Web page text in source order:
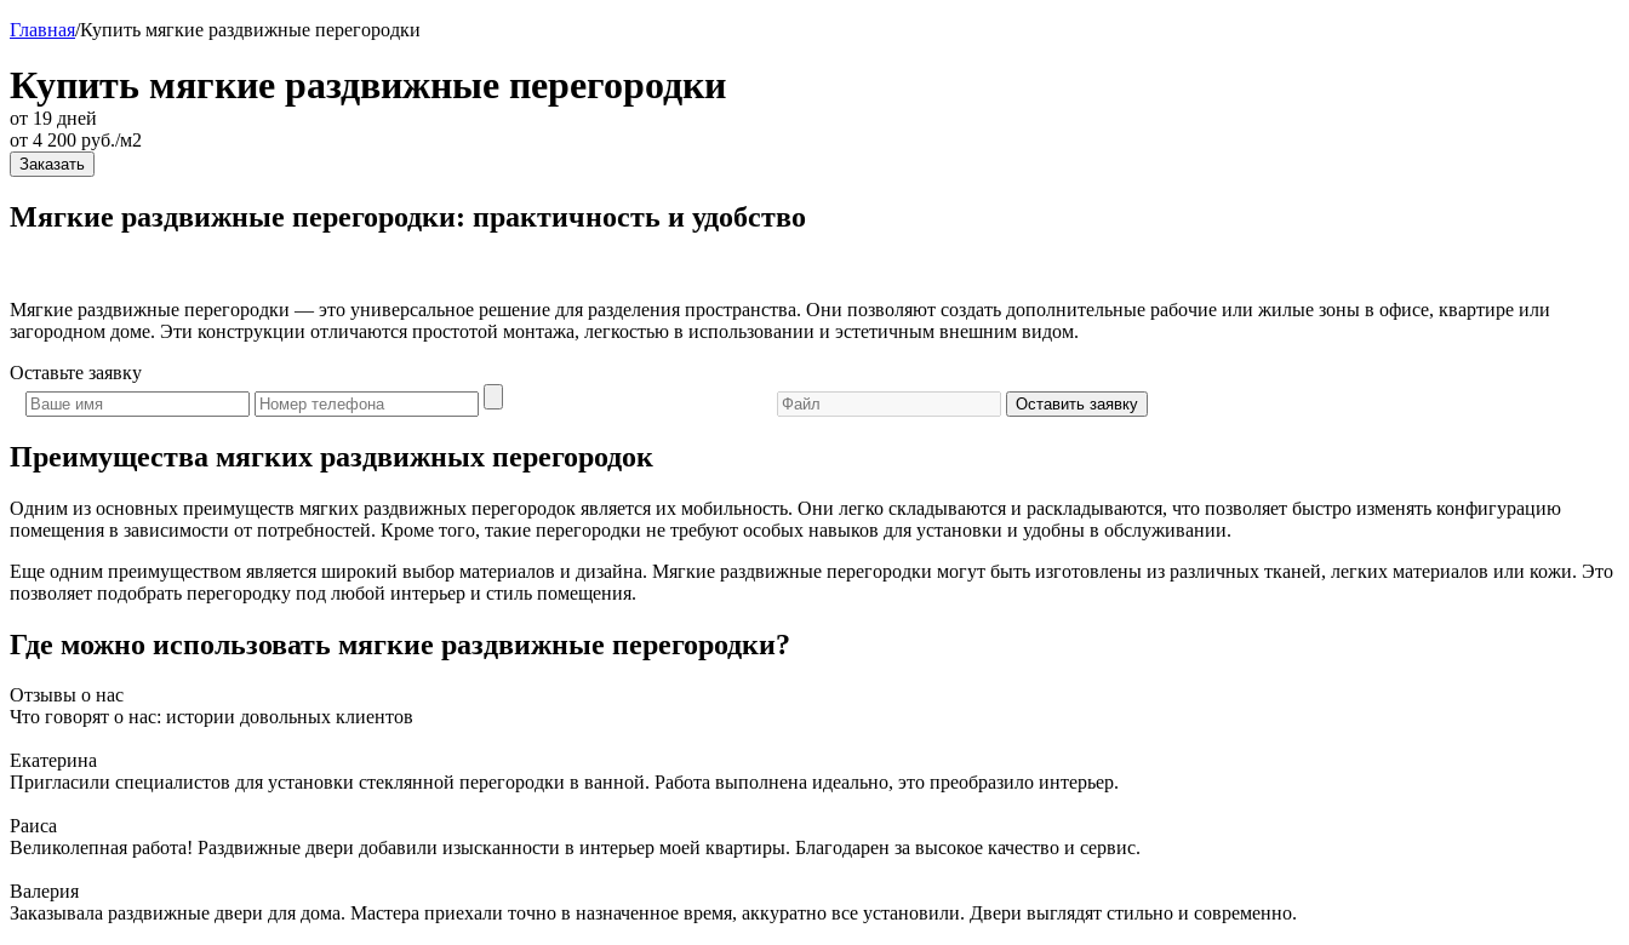
Главная/Купить мягкие раздвижные перегородки
Купить мягкие раздвижные перегородки
от 19 дней
от 4 200 руб./м2
Заказать
Мягкие раздвижные перегородки: практичность и удобство
Мягкие раздвижные перегородки — это универсальное решение для разделения пространства. Они позволяют создать дополнительные рабочие или жилые зоны в офисе, квартире или
загородном доме. Эти конструкции отличаются простотой монтажа, легкостью в использовании и эстетичным внешним видом.
Оставьте заявку
Оставить заявку
Преимущества мягких раздвижных перегородок
Одним из основных преимуществ мягких раздвижных перегородок является их мобильность. Они легко складываются и раскладываются, что позволяет быстро изменять конфигурацию
помещения в зависимости от потребностей. Кроме того, такие перегородки не требуют особых навыков для установки и удобны в обслуживании.
Еще одним преимуществом является широкий выбор материалов и дизайна. Мягкие раздвижные перегородки могут быть изготовлены из различных тканей, легких материалов или кожи. Это
позволяет подобрать перегородку под любой интерьер и стиль помещения.
Где можно использовать мягкие раздвижные перегородки?
Отзывы о нас
Что говорят о нас: истории довольных клиентов
Екатерина
Пригласили специалистов для установки стеклянной перегородки в ванной. Работа выполнена идеально, это преобразило интерьер.
Раиса
Великолепная работа! Раздвижные двери добавили изысканности в интерьер моей квартиры. Благодарен за высокое качество и сервис.
Валерия
Заказывала раздвижные двери для дома. Мастера приехали точно в назначенное время, аккуратно все установили. Двери выглядят стильно и современно.